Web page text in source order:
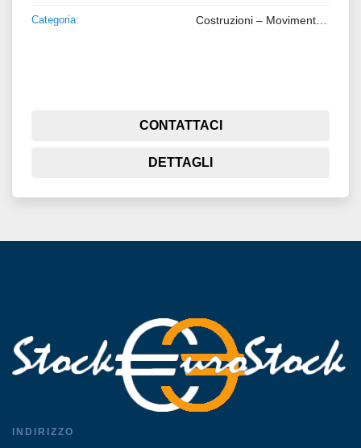
Categoria: Costruzioni – Movimento Terra – Sollevamento
CONTATTACI
DETTAGLI
INDIRIZZO